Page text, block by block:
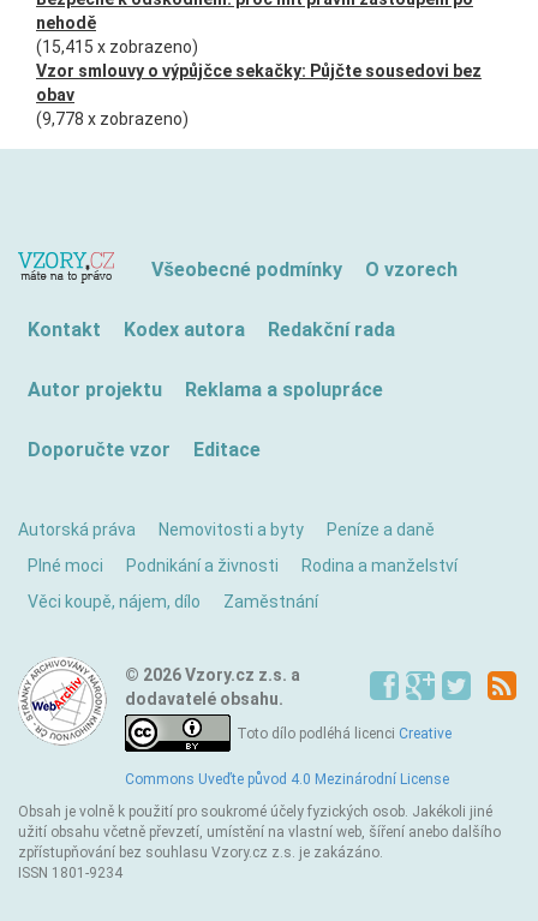
nehodě
(15,415 x zobrazeno)
Vzor smlouvy o výpůjčce sekačky: Půjčte sousedovi bez
obav
(9,778 x zobrazeno)
Všeobecné podmínky O vzorech
Kontakt Kodex autora Redakční rada
Autor projektu Reklama a spolupráce
Doporučte vzor Editace
Autorská práva Nemovitosti a byty
Peníze a daně
Plné moci
Podnikání a živnosti
Rodina a manželství
Věci koupě, nájem, dílo
Zaměstnání
© 2026 Vzory.cz z.s. a
dodavatelé obsahu.
Toto dílo podléhá licenci Creative
Commons Uveďte původ 4.0 Mezinárodní License
Obsah je volně k použití pro soukromé účely fyzických osob. Jakékoli jiné
užití obsahu včetně převzetí, umístění na vlastní web, šíření anebo dalšího
zpřístupňování bez souhlasu Vzory.cz z.s. je zakázáno.
ISSN 1801-9234